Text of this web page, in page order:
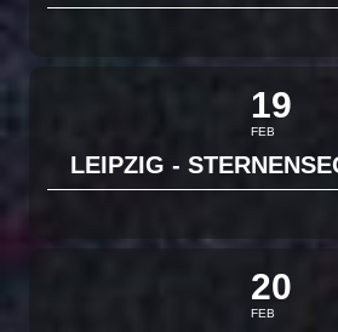
19
FEB
LEIPZIG -
20
FEB